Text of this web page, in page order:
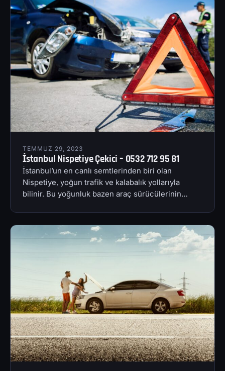
TEMMUZ 29, 2023
İstanbul Nispetiye Çekici – 0532 712 95 81
İstanbul’un en canlı semtlerinden biri olan
Nispetiye, yoğun trafik ve kalabalık yollarıyla
bilinir. Bu yoğunluk bazen araç sürücülerinin…